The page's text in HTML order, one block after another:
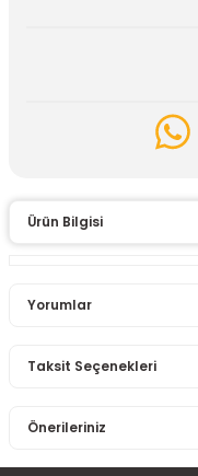
Ürün Bilgisi
Yorumlar
Taksit Seçenekleri
Önerileriniz